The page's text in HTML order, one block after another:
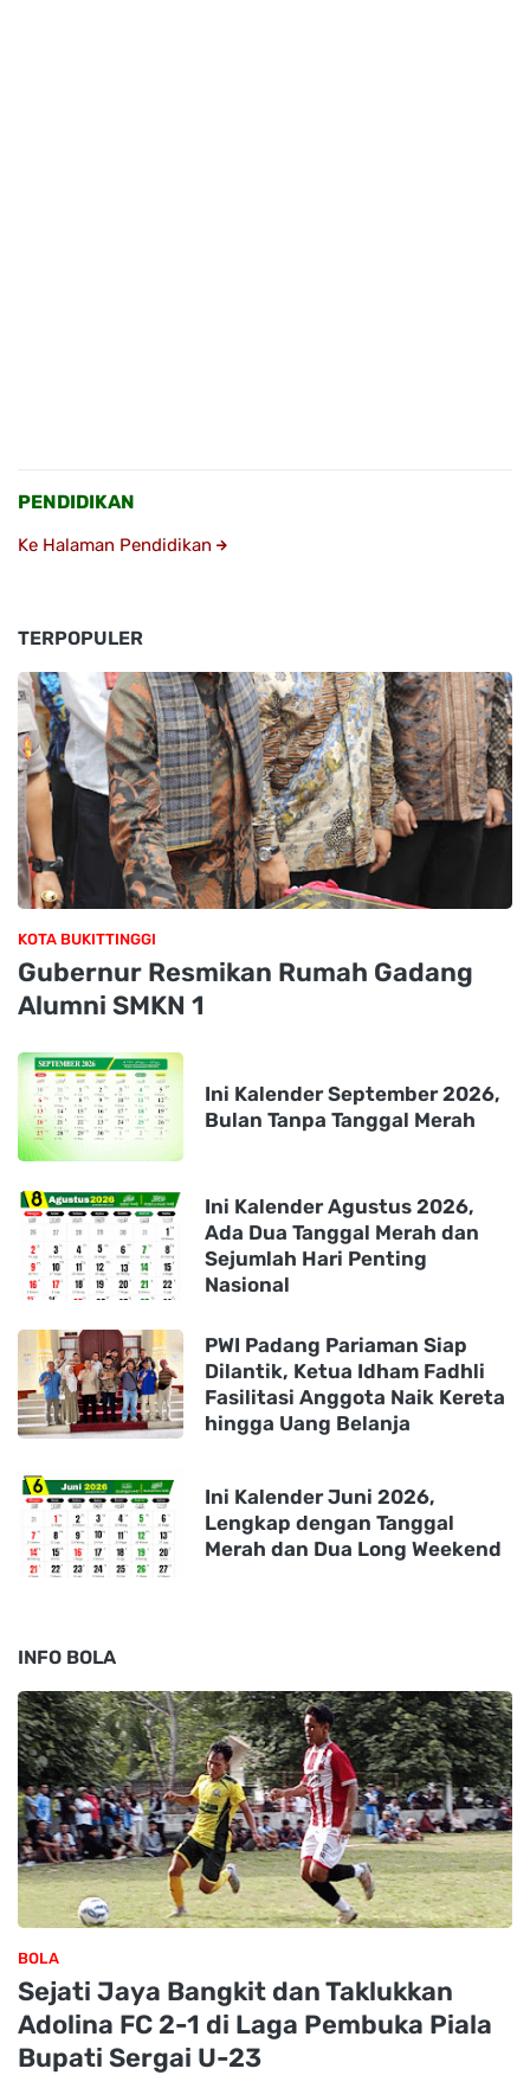
PENDIDIKAN
Ke Halaman Pendidikan
TERPOPULER
KOTA BUKITTINGGI
Gubernur Resmikan Rumah Gadang
Alumni SMKN 1
Ini Kalender September 2026,
Bulan Tanpa Tanggal Merah
Ini Kalender Agustus 2026,
Ada Dua Tanggal Merah dan
Sejumlah Hari Penting
Nasional
PWI Padang Pariaman Siap
Dilantik, Ketua Idham Fadhli
Fasilitasi Anggota Naik Kereta
hingga Uang Belanja
Ini Kalender Juni 2026,
Lengkap dengan Tanggal
Merah dan Dua Long Weekend
INFO BOLA
BOLA
Sejati Jaya Bangkit dan Taklukkan
Adolina FC 2-1 di Laga Pembuka Piala
Bupati Sergai U-23